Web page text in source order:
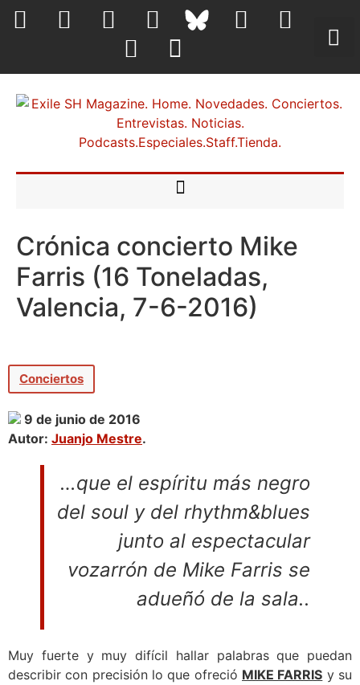
Crónica concierto Mike
Farris (16 Toneladas,
Valencia, 7-6-2016)
Conciertos
9 de junio de 2016
Autor: Juanjo Mestre.
…que el espíritu más negro
del soul y del rhythm&blues
junto al espectacular
vozarrón de Mike Farris se
adueñó de la sala..
Muy fuerte y muy difícil hallar palabras que puedan
describir con precisión lo que ofreció MIKE FARRIS y su